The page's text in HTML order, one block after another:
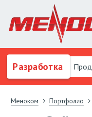
Разработка
Меноком Портфолио